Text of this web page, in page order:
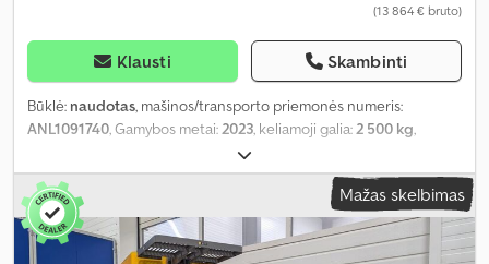
(13 864 € bruto)
Klausti Skambinti
Būklė: naudotas, mašinos/transporto priemonės numeris:
ANL1091740, Gamybos metai:2023, keliamoji galia:2 500 kg,
, baterijos talpa:
akumuliatoriaus įtampa:24 V, šakių laikiklio plotis:520 mm, šakių
ilgis:2 400 mm , bendras ilgis:3 850 mm,
bendras plotis:790 mm, kuras: elektra
Mažas skelbimas